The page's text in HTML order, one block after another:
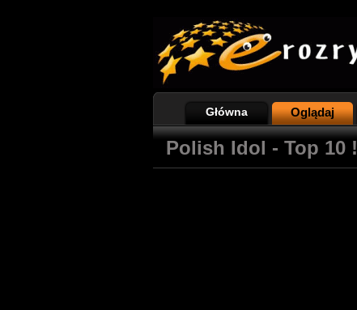
Główna Oglądaj
Polish Idol - Top 10 !